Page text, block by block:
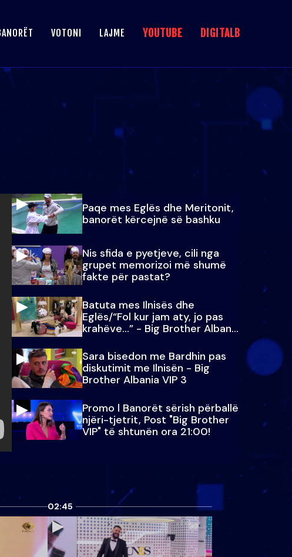
VOTONI LAJME YOUTUBE DIGITALB
Paqe mes Eglës dhe Meritonit,
banorët kërcejnë së bashku
Nis sfida e pyetjeve, cili nga
grupet memorizoi më shumë
fakte për pastat?
Batuta mes Ilnisës dhe
Eglës/“Fol kur jam aty, jo pas
krahëve…” - Big Brother Albania
VIP 3
Sara bisedon me Bardhin pas
diskutimit me Ilnisën - Big
Brother Albania VIP 3
Promo l Banorët sërish përballë
njëri-tjetrit, Post "Big Brother
VIP" të shtunën ora 21:00!
02:45